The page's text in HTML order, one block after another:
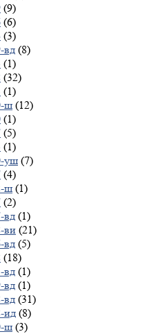
(9)
(6)
(3)
вд (8)
(1)
(32)
(1)
ш (12)
(1)
(5)
(1)
уш (7)
(4)
ш (1)
(2)
вд (1)
ви (21)
вд (5)
(18)
вд (1)
вд (1)
вд (31)
ид (8)
ш (3)